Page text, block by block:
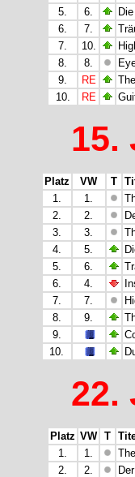
5.
6.
6.
7.
7.
10.
8.
8.
9.
RE
10.
RE
15.
Platz VW T
1.
1.
2.
2.
3.
3.
4.
5.
5.
6.
6.
4.
7.
7.
8.
9.
9.
10.
22.
Platz VW T
1.
1.
2.
2.